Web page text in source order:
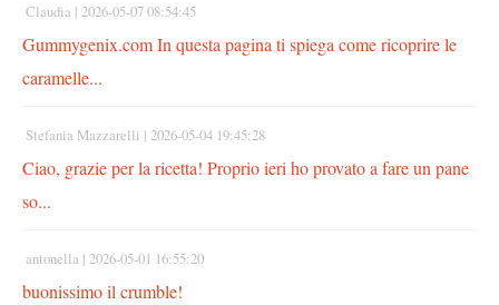
Claudia | 2026-05-07 08:54:45
Gummygenix.com In questa pagina ti spiega come ricoprire le
caramelle...
Stefania Mazzarelli | 2026-05-04 19:45:28
Ciao, grazie per la ricetta! Proprio ieri ho provato a fare un pane
so...
antonella | 2026-05-01 16:55:20
buonissimo il crumble!